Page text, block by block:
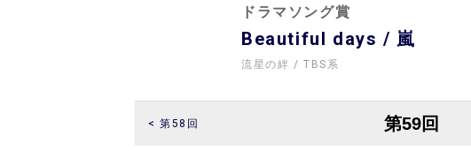
ドラマソング賞
Beautiful days 嵐
流星の絆 TBS系
< 第58回